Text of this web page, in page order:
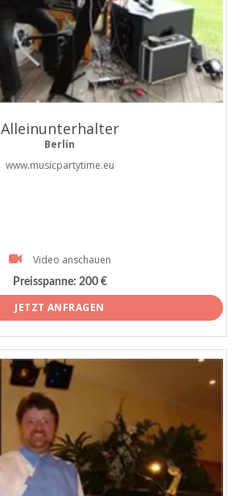
Alleinunterhalter
Berlin
www.musicpartytime.eu
Video anschauen
Preisspanne: 200 €
JETZT ANFRAGEN